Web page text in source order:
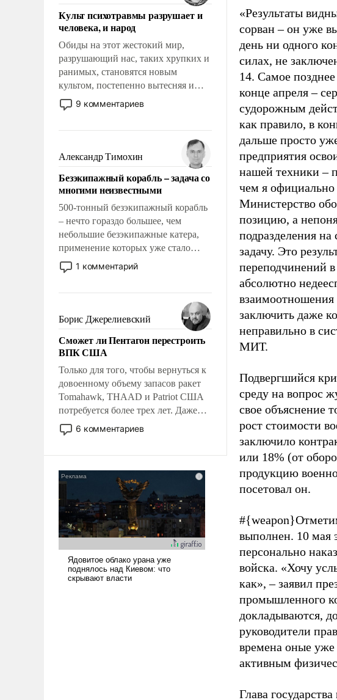
Культ психотравмы разрушает и
человека, и народ
Обиды на этот жестокий мир,
разрушающий нас, таких хрупких и
ранимых, становятся новым
культом, постепенно вытесняя и
отменяя традиционное требование к
человеку – быть мужественным и
на себя ответственность, помогать
слабым, идти вперед и
адаптироваться.
9 комментариев
Александр Тимохин
Безэкипажный корабль – задача со
многими неизвестными
500-тонный безэкипажный корабль
– нечто гораздо большее, чем
небольшие безэкипажные катера,
применение которых уже стало
обыденностью. Задача по созданию
такого корабля очень сложна и
реализация радикально поднимет
наши боевые возможности.
1 комментарий
Борис Джерелиевский
Сможет ли Пентагон перестроить
ВПК США
Только для того, чтобы вернуться к
довоенному объему запасов ракет
Tomahawk, THAAD и Patriot США
потребуется более трех лет. Даже
небольшая война с Ираном
опустошила американские
уязвимости США, например, перед
6 комментариев
«Результаты
сорван – он уже
день ни одного
силах, не
14. Самое
конце апреля –
судорожным
как правило, в
дальше просто
предприятия
нашей техники –
чем я официально
Министерство
позицию, а
подразделения
задачу. Это
переподчинений
абсолютно
взаимоотношения
заключить даже
неправильно в
МИТ.
Подвергшийся
среду на вопрос
свое объяснение
рост стоимости
заключило
или 18% (от
продукцию
посетовал он.
выполнен. 10 мая
персонально
войска. «Хочу
как», – заявил
промышленного
докладываются,
руководители
времена оные
активным
Глава